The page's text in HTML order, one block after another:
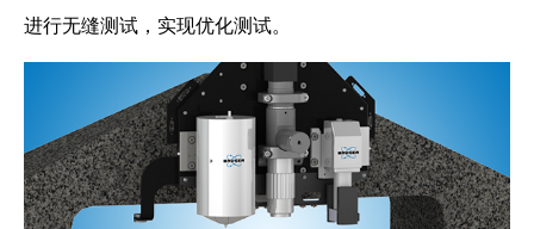
进行无缝测试，实现优化测试。